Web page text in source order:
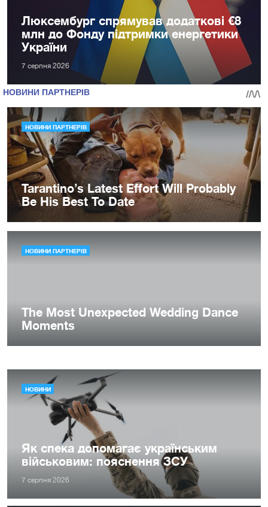
Люксембург спрямував додаткові €8
млн до Фонду підтримки енергетики
України
7 серпня 2026
НОВИНИ
Як спека допомагає українським
військовим: пояснення ЗСУ
7 серпня 2026